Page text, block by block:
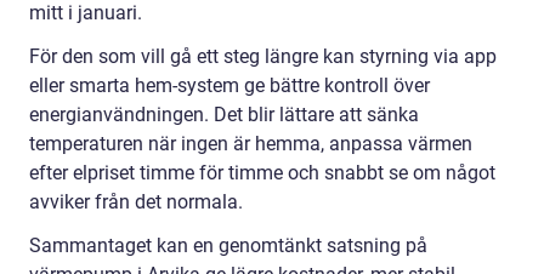
mitt i januari.
För den som vill gå ett steg längre kan styrning via app
eller smarta hem-system ge bättre kontroll över
energianvändningen. Det blir lättare att sänka
temperaturen när ingen är hemma, anpassa värmen
efter elpriset timme för timme och snabbt se om något
avviker från det normala.
Sammantaget kan en genomtänkt satsning på